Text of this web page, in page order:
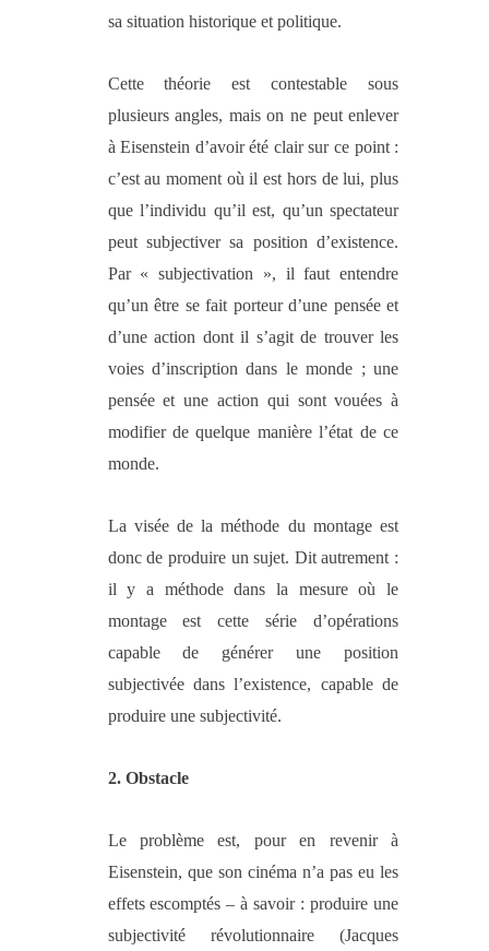
sa situation historique et politique.
Cette théorie est contestable sous
plusieurs angles, mais on ne peut enlever
à Eisenstein d’avoir été clair sur ce point :
c’est au moment où il est hors de lui, plus
que l’individu qu’il est, qu’un spectateur
peut subjectiver sa position d’existence.
Par « subjectivation », il faut entendre
qu’un être se fait porteur d’une pensée et
d’une action dont il s’agit de trouver les
voies d’inscription dans le monde ; une
pensée et une action qui sont vouées à
modifier de quelque manière l’état de ce
monde.
La visée de la méthode du montage est
donc de produire un sujet. Dit autrement :
il y a méthode dans la mesure où le
montage est cette série d’opérations
capable de générer une position
subjectivée dans l’existence, capable de
produire une subjectivité.
2. Obstacle
Le problème est, pour en revenir à
Eisenstein, que son cinéma n’a pas eu les
effets escomptés – à savoir : produire une
subjectivité révolutionnaire (Jacques